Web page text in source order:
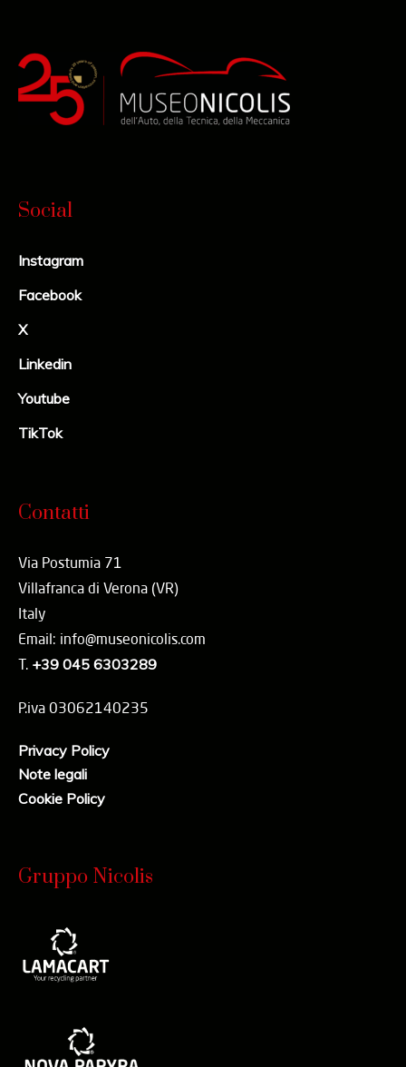
Social
Instagram
Facebook
X
Linkedin
Youtube
TikTok
Contatti
Via Postumia 71
Villafranca di Verona (VR)
Italy
Email: info@museonicolis.com
T. +39 045 6303289
P.iva 03062140235
Privacy Policy
Note legali
Cookie Policy
Gruppo Nicolis